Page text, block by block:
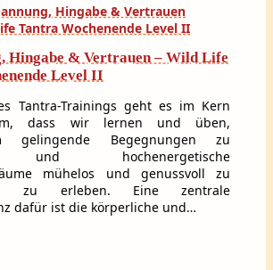
Hingabe & Vertrauen – Wild Life
Level II
Tantra-Trainings geht es im Kern
dass wir lernen und üben,
gelingende Begegnungen zu
und hochenergetische
mühelos und genussvoll zu
zu erleben. Eine zentrale
dafür ist die körperliche und…